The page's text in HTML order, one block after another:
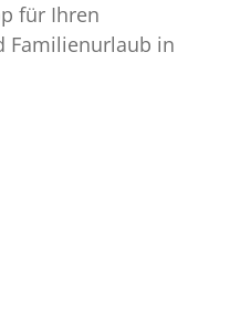
für Ihren
Familienurlaub in